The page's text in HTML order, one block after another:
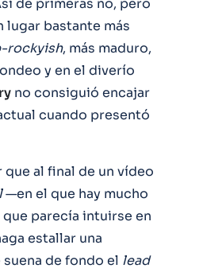
de primeras no, pero
lugar bastante más
rockyish, más maduro,
y en el diverío
no consiguió encajar
cuando presentó
que al final de un vídeo
—en el que hay mucho
parecía intuirse en
estallar una
de fondo el lead